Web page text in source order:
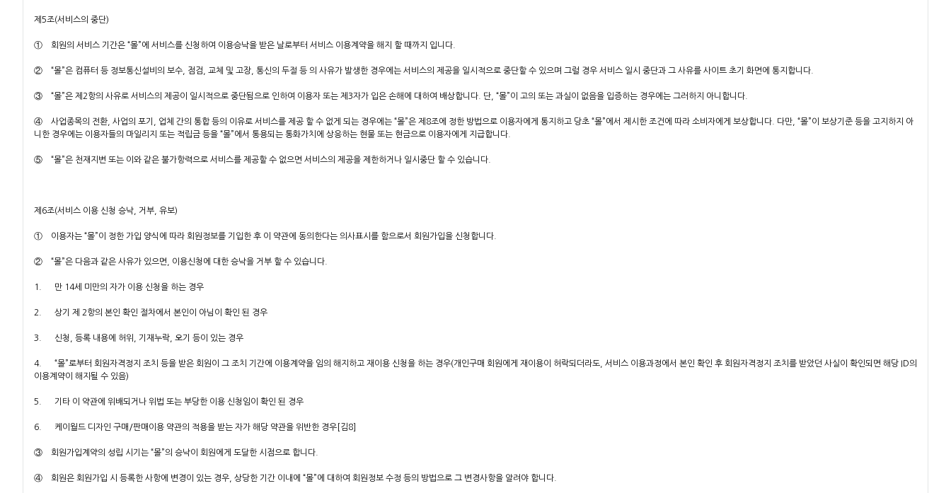
제5조(서비스의 중단)
① 회원의 서비스 기간은 “몰”에 서비스를 신청하여 이용승낙을 받은 날로부터 서비스 이용계약을 해지 할 때까지 입니다.
② “몰”은 컴퓨터 등 정보통신설비의 보수, 점검, 교체 및 고장, 통신의 두절 등 의 사유가 발생한 경우에는 서비스의 제공을 일시적으로 중단할 수 있으며 그럴 경우 서비스 일시 중단과 그 사유를 사이트 초기 화면에 통지합니다.
③ “몰”은 제2항의 사유로 서비스의 제공이 일시적으로 중단됨으로 인하여 이용자 또는 제3자가 입은 손해에 대하여 배상합니다. 단, “몰”이 고의 또는 과실이 없음을 입증하는 경우에는 그러하지 아니합니다.
④ 사업종목의 전환, 사업의 포기, 업체 간의 통합 등의 이유로 서비스를 제공 할 수 없게 되는 경우에는 “몰”은 제8조에 정한 방법으로 이용자에게 통지하고 당초 “몰”에서 제시한 조건에 따라 소비자에게 보상합니다. 다만, “몰”이 보상기준 등을 고지하지 아
니한 경우에는 이용자들의 마일리지 또는 적립금 등을 “몰”에서 통용되는 통화가치에 상응하는 현물 또는 현금으로 이용자에게 지급합니다.
⑤ “몰”은 천재지변 또는 이와 같은 불가항력으로 서비스를 제공할 수 없으면 서비스의 제공을 제한하거나 일시중단 할 수 있습니다.
제6조(서비스 이용 신청 승낙, 거부, 유보)
① 이용자는 “몰”이 정한 가입 양식에 따라 회원정보를 기입한 후 이 약관에 동의한다는 의사표시를 함으로서 회원가입을 신청합니다.
② “몰”은 다음과 같은 사유가 있으면, 이용신청에 대한 승낙을 거부 할 수 있습니다.
1. 만 14세 미만의 자가 이용 신청을 하는 경우
2. 상기 제 2항의 본인 확인 절차에서 본인이 아님이 확인 된 경우
3. 신청, 등록 내용에 허위, 기재누락, 오기 등이 있는 경우
4. “몰”로부터 회원자격정지 조치 등을 받은 회원이 그 조치 기간에 이용계약을 임의 해지하고 재이용 신청을 하는 경우(개인구매 회원에게 재이용이 허락되더라도, 서비스 이용과정에서 본인 확인 후 회원자격정지 조치를 받았던 사실이 확인되면 해당 ID의
이용계약이 해지될 수 있음)
5. 기타 이 약관에 위배되거나 위법 또는 부당한 이용 신청임이 확인 된 경우
6. 케이월드 디자인 구매/판매이용 약관의 적용을 받는 자가 해당 약관을 위반한 경우[김8]
③ 회원가입계약의 성립 시기는 “몰”의 승낙이 회원에게 도달한 시점으로 합니다.
④ 회원은 회원가입 시 등록한 사항에 변경이 있는 경우, 상당한 기간 이내에 “몰”에 대하여 회원정보 수정 등의 방법으로 그 변경사항을 알려야 합니다.